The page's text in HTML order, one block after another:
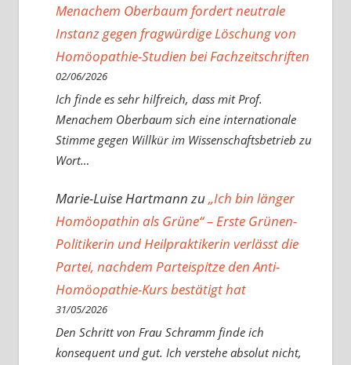
Menachem Oberbaum fordert neutrale
Instanz gegen fragwürdige Löschung von
Homöopathie-Studien bei Fachzeitschriften
02/06/2026
Ich finde es sehr hilfreich, dass mit Prof.
Menachem Oberbaum sich eine internationale
Stimme gegen Willkür im Wissenschaftsbetrieb zu
Wort…
Marie-Luise Hartmannzu„Ich bin länger
Homöopathin als Grüne“ – Erste Grünen-
Politikerin und Heilpraktikerin verlässt die
Partei, nachdem Parteispitze den Anti-
Homöopathie-Kurs bestätigt hat
31/05/2026
Den Schritt von Frau Schramm finde ich
konsequent und gut. Ich verstehe absolut nicht,